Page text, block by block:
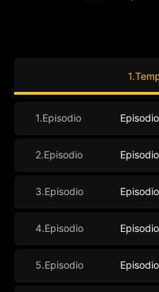
1.Episodio
2.Episodio
3.Episodio
4.Episodio
5.Episodio